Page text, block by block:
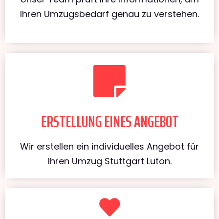
Ihren Umzugsbedarf genau zu verstehen.
ERSTELLUNG EINES ANGEBOT
Wir erstellen ein individuelles Angebot für
Ihren Umzug Stuttgart Luton.